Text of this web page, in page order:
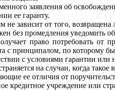
заявления об
ее гаранту.
зависит от того, возвращена
без промедления уведомить
право потребовать
с принципалом, по которому
с условиями гарантии
на случаи, когда
ее отличия от
кредитное учреждение или